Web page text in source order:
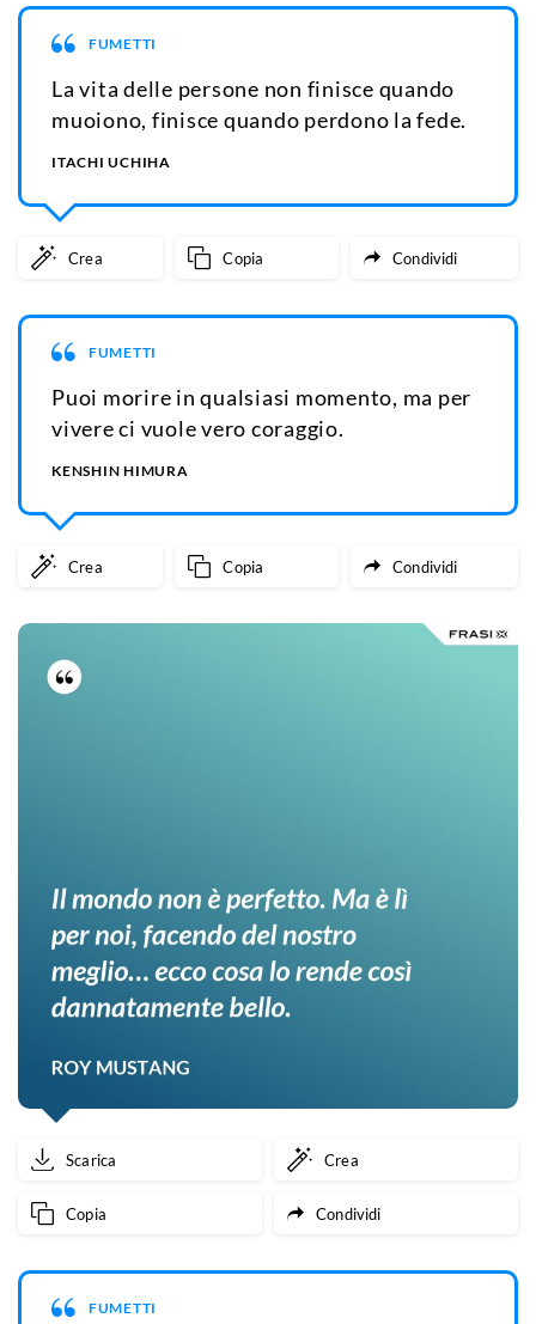
FUMETTI
La vita delle persone non finisce quando
muoiono, finisce quando perdono la fede.
ITACHI UCHIHA
Crea Copia Condividi
FUMETTI
Puoi morire in qualsiasi momento, ma per
vivere ci vuole vero coraggio.
KENSHIN HIMURA
Crea Copia Condividi
Scarica Crea
Copia Condividi
FUMETTI